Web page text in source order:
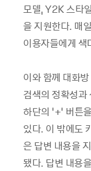
모델, Y2K 스타
을 지원한다. 매
이용자들에게 색
이와 함께 대화
검색의 정확성과
하단의 ‘+’ 버튼
있다. 이 밖에도
은 답변 내용을
됐다. 답변 내용